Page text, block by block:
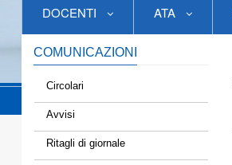
DOCENTI ATA
COMUNICAZIONI
Circolari
Avvisi
Ritagli di giornale